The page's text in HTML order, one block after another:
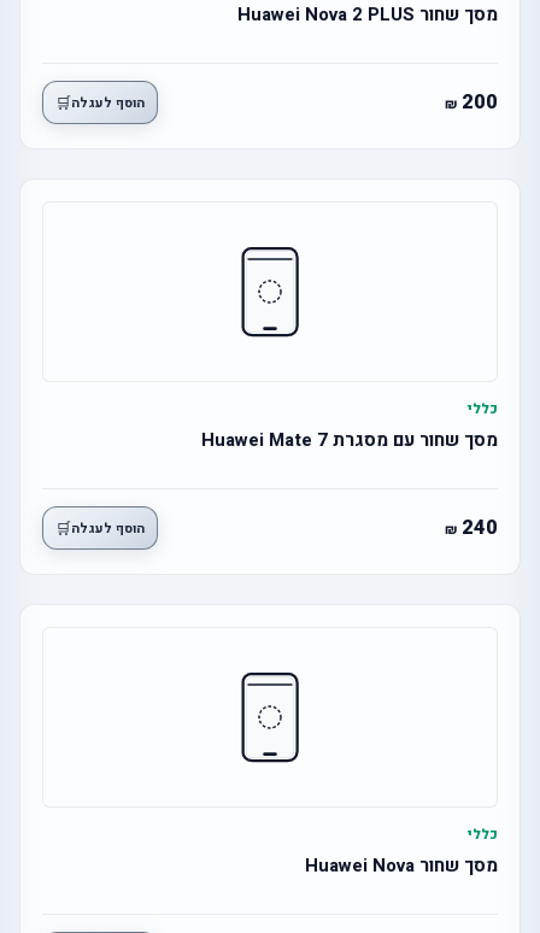
מסך שחור Huawei Nova 2 PLUS
200 הוסף לעגלה🛒
כללי
מסך שחור עם מסגרת Huawei Mate 7
240 הוסף לעגלה🛒
כללי
מסך שחור Huawei Nova